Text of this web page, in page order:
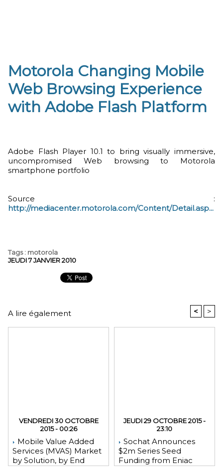
Motorola Changing Mobile
Web Browsing Experience
with Adobe Flash Platform
Adobe Flash Player 10.1 to bring visually immersive,
uncompromised Web browsing to Motorola
smartphone portfolio
Source :
http://mediacenter.motorola.com/Content/Detail.asp...
Tags: motorola
JEUDI 7 JANVIER 2010
A lire également < >
VENDREDI 30 OCTOBRE
2015 - 00:26
Mobile Value Added
Services (MVAS) Market
by Solution, by End
JEUDI 29 OCTOBRE 2015 -
23:10
Sochat Announces
$2m Series Seed
Funding from Eniac